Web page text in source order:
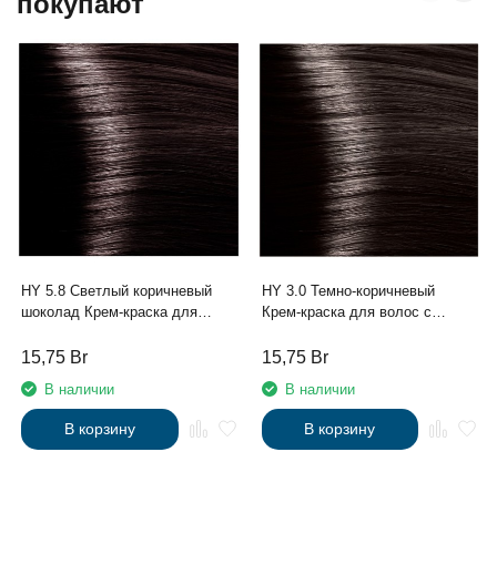
HY 5.8 Светлый коричневый
шоколад Крем-краска для
кислотой серии “Hyaluronic
15,75 Br
В наличии
В корзину
HY 3.0 Темно-коричневый
Крем-краска для волос с
“Hyaluronic acid”, 100мл
15,75 Br
В наличии
В корзину